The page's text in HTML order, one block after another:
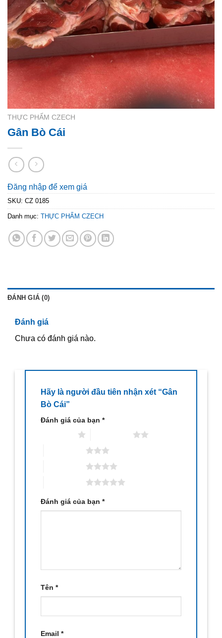
THỰC PHẨM CZECH
Gân Bò Cái
Đăng nhập để xem giá
SKU: CZ 0185
Danh mục: THỰC PHẨM CZECH
ĐÁNH GIÁ (0)
Đánh giá
Chưa có đánh giá nào.
Hãy là người đầu tiên nhận xét “Gân
Bò Cái”
Đánh giá của bạn *
Đánh giá của bạn *
Tên *
Email *